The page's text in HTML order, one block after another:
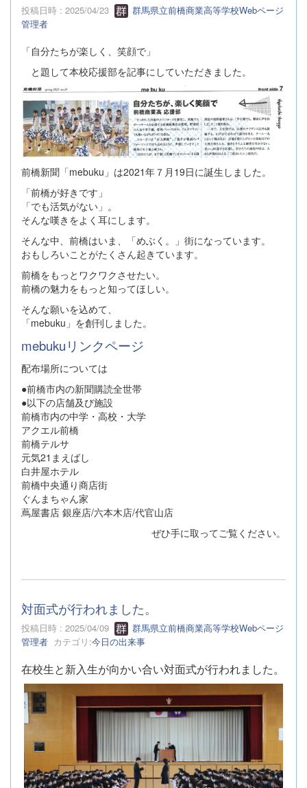
投稿日時 : 2025/04/23
群馬県立前橋商業高等学校Webページ
管理者
「自分たちが楽しく、笑顔で」
と題して本校応援部を記事にしていただきました。
前橋新聞「mebuku」は2021年７月19日に誕生しました。
「前橋が好きです」
「でも活気がない」。
そんな嘆きをよく耳にします。
そんな中、前橋はいま、「めぶく。」街になっています。
おもしろいことがたくさん起きています。
前橋をもっとワクワクさせたい。
前橋の魅力をもっと知ってほしい。
そんな願いを込めて、
「mebuku」を創刊しました。
mebukuリンクページ
配布場所については
●前橋市内の新聞購読全世帯
●以下の店舗及び施設
前橋市内の中学・高校・大学
アクエル前橋
前橋テルサ
元気21まえばし
白井屋ホテル
前橋中央通り商店街
ぐんまちゃん家
蔦屋書店 銀座店/六本木店/代官山店
ぜひ手に取ってご覧ください。
対面式が行われました。
投稿日時 : 2025/04/09
群馬県立前橋商業高等学校Webページ
管理者 カテゴリ:今日の出来事
在校生と新入生が向かい合い対面式が行われました。